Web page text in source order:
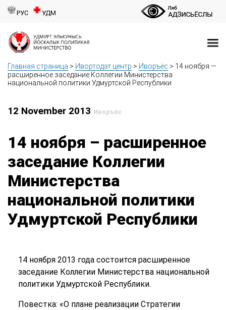
РУС УДМ
Главная страница > Ивортодэт центр > Иворъёс > 14 ноября —
расширенное заседание Коллегии Министерства
национальной политики Удмуртской Республики
12 November 2013 Иворъёс
14 ноября – расширенное
заседание Коллегии
Министерства
национальной политики
Удмуртской Республики
14 ноября 2013 года состоится расширенное
заседание Коллегии Министерства национальной
политики Удмуртской Республики.
Повестка: «О плане реализации Стратегии